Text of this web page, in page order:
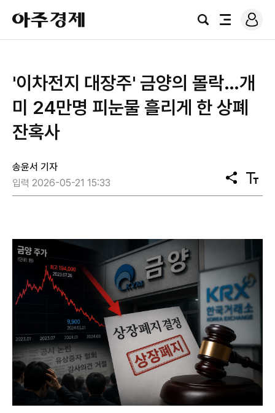
아
주
경
검
전
로
그
'이차전지 대장주' 금양의 몰락…개
미 24만명 피눈물 흘리게 한 상폐
잔혹사
송윤서 기자
입력 2026-05-21 15:33
공
유
텍
스